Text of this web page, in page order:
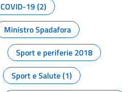
COVID-19 (2)
Ministro Spadafora
Sport e periferie 2018
Sport e Salute (1)